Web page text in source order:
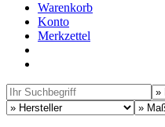
Warenkorb
Konto
Merkzettel